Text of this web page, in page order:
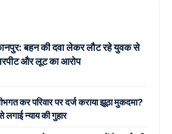
बहन की दवा लेकर लौट रहे युवक से
और लूट का आरोप
कर परिवार पर दर्ज कराया झूठा मुकदमा?
न्याय की गुहार